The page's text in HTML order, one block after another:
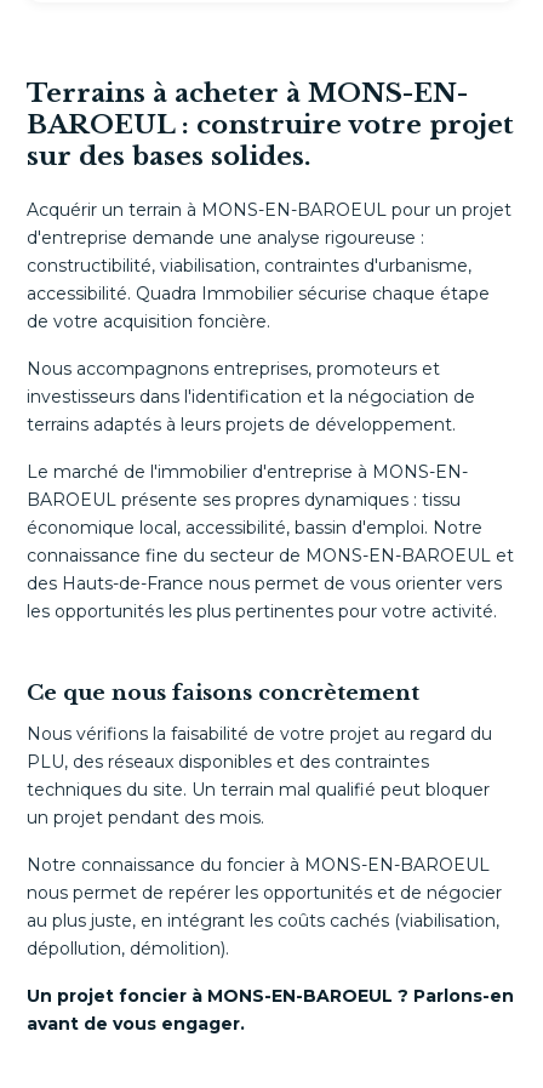
Terrains à acheter à MONS-EN-
BAROEUL : construire votre projet
sur des bases solides.
Acquérir un terrain à MONS-EN-BAROEUL pour un projet
d'entreprise demande une analyse rigoureuse :
constructibilité, viabilisation, contraintes d'urbanisme,
accessibilité. Quadra Immobilier sécurise chaque étape
de votre acquisition foncière.
Nous accompagnons entreprises, promoteurs et
investisseurs dans l'identification et la négociation de
terrains adaptés à leurs projets de développement.
Le marché de l'immobilier d'entreprise à MONS-EN-
BAROEUL présente ses propres dynamiques : tissu
économique local, accessibilité, bassin d'emploi. Notre
connaissance fine du secteur de MONS-EN-BAROEUL et
des Hauts-de-France nous permet de vous orienter vers
les opportunités les plus pertinentes pour votre activité.
Ce que nous faisons concrètement
Nous vérifions la faisabilité de votre projet au regard du
PLU, des réseaux disponibles et des contraintes
techniques du site. Un terrain mal qualifié peut bloquer
un projet pendant des mois.
Notre connaissance du foncier à MONS-EN-BAROEUL
nous permet de repérer les opportunités et de négocier
au plus juste, en intégrant les coûts cachés (viabilisation,
dépollution, démolition).
Un projet foncier à MONS-EN-BAROEUL ? Parlons-en
avant de vous engager.